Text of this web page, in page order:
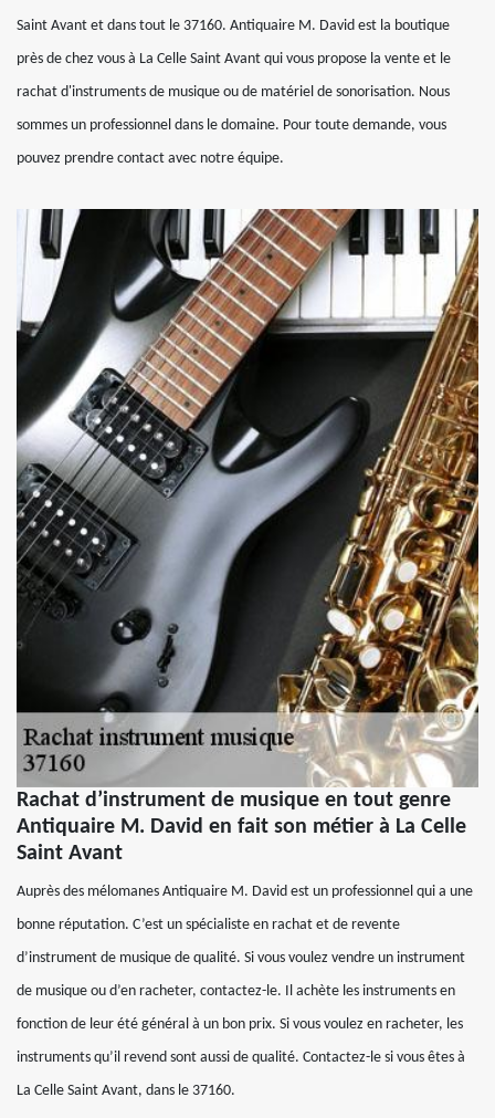
Saint Avant et dans tout le 37160. Antiquaire M. David est la boutique
près de chez vous à La Celle Saint Avant qui vous propose la vente et le
rachat d'instruments de musique ou de matériel de sonorisation. Nous
sommes un professionnel dans le domaine. Pour toute demande, vous
pouvez prendre contact avec notre équipe.
Rachat d’instrument de musique en tout genre
Antiquaire M. David en fait son métier à La Celle
Saint Avant
Auprès des mélomanes Antiquaire M. David est un professionnel qui a une
bonne réputation. C’est un spécialiste en rachat et de revente
d’instrument de musique de qualité. Si vous voulez vendre un instrument
de musique ou d’en racheter, contactez-le. Il achète les instruments en
fonction de leur été général à un bon prix. Si vous voulez en racheter, les
instruments qu’il revend sont aussi de qualité. Contactez-le si vous êtes à
La Celle Saint Avant, dans le 37160.